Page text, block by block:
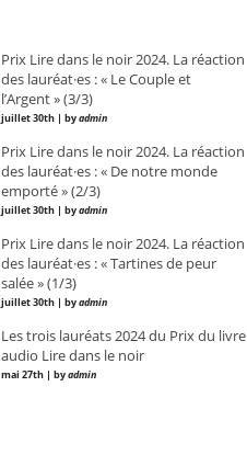
Prix Lire dans le noir 2024. La réaction
des lauréat·es : « Le Couple et
l’Argent » (3/3)
juillet 30th | byadmin
Prix Lire dans le noir 2024. La réaction
des lauréat·es : « De notre monde
emporté » (2/3)
juillet 30th | byadmin
Prix Lire dans le noir 2024. La réaction
des lauréat·es : « Tartines de peur
salée » (1/3)
juillet 30th | byadmin
Les trois lauréats 2024 du Prix du livre
audio Lire dans le noir
mai 27th | byadmin